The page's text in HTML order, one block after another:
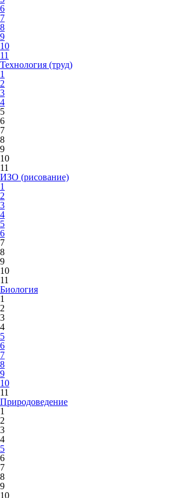
6
7
8
9
10
11
Технология (труд)
1
2
3
4
5
6
7
8
9
10
11
ИЗО (рисование)
1
2
3
4
5
6
7
8
9
10
11
Биология
1
2
3
4
5
6
7
8
9
10
11
Природоведение
1
2
3
4
5
6
7
8
9
10